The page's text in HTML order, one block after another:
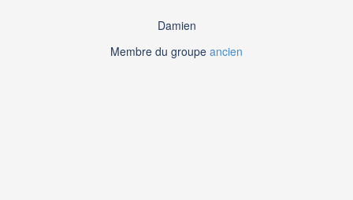
Damien
Membre du groupe ancien